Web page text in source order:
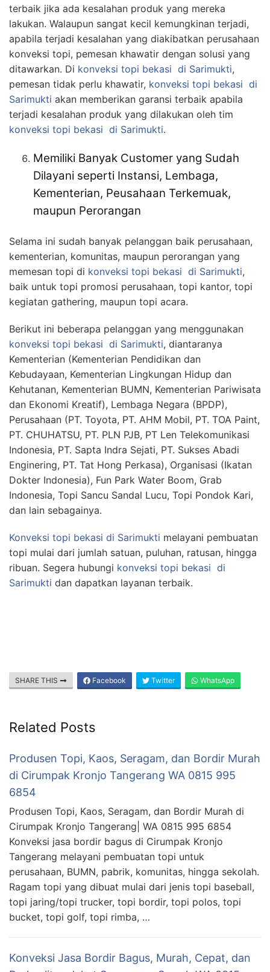
terbaik jika ada kesalahan produk yang mereka
lakukan. Walaupun sangat kecil kemungkinan terjadi,
apabila terjadi kesalahan yang diakibatkan perusahaan
konveksi topi, pemesan khawatir dengan solusi yang
ditawarkan. Di konveksi topi bekasi di Sarimukti,
pemesan tidak perlu khawatir, konveksi topi bekasi di
Sarimukti akan memberikan garansi terbaik apabila
terjadi kesalahan produk yang dilakukan oleh tim
konveksi topi bekasi di Sarimukti.
Memiliki Banyak Customer yang Sudah
Dilayani seperti Instansi, Lembaga,
Kementerian, Peusahaan Terkemuak,
maupun Perorangan
Selama ini sudah banyak pelanggan baik perusahaan,
kementerian, komunitas, maupun perorangan yang
memesan topi di konveksi topi bekasi di Sarimukti,
baik untuk topi promosi perusahaan, topi kantor, topi
kegiatan gathering, maupun topi acara.
Berikut ini beberapa pelanggan yang menggunakan
konveksi topi bekasi di Sarimukti, diantaranya
Kementerian (Kementerian Pendidikan dan
Kebudayaan, Kementerian Lingkungan Hidup dan
Kehutanan, Kementerian BUMN, Kementerian Pariwisata
dan Ekonomi Kreatif), Lembaga Negara (BPDP),
Perusahaan (PT. Toyota, PT. AHM Mobil, PT. TOA Paint,
PT. CHUHATSU, PT. PLN PJB, PT Len Telekomunikasi
Indonesia, PT. Sapta Indra Sejati, PT. Sukses Abadi
Enginering, PT. Tat Hong Perkasa), Organisasi (Ikatan
Dokter Indonesia), Fun Park Water Boom, Grab
Indonesia, Topi Sancu Sandal Lucu, Topi Pondok Kari,
dan lain sebagainya.
Konveksi topi bekasi di Sarimukti melayani pembuatan
topi mulai dari jumlah satuan, puluhan, ratusan, hingga
ribuan. Segera hubungi konveksi topi bekasi di
Sarimukti dan dapatkan layanan terbaik.
SHARE THIS Facebook Twitter WhatsApp
Related Posts
Produsen Topi, Kaos, Seragam, dan Bordir Murah
di Cirumpak Kronjo Tangerang WA 0815 995
6854
Produsen Topi, Kaos, Seragam, dan Bordir Murah di
Cirumpak Kronjo Tangerang| WA 0815 995 6854
Konveksi jasa bordir bagus di Cirumpak Kronjo
Tangerang melayani pembuatan topi untuk
perusahaan, BUMN, pabrik, komunitas, hingga sekolah.
Ragam topi yang dibuat mulai dari jenis topi baseball,
topi jaring/topi trucker, topi bordir, topi polos, topi
bucket, topi golf, topi rimba, …
Konveksi Jasa Bordir Bagus, Murah, Cepat, dan